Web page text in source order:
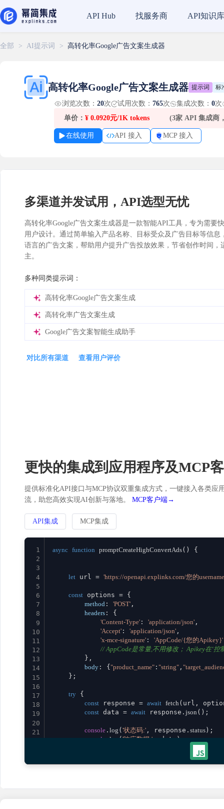
全部 > AI提示词 > 高转化率Google广告文案生成器
高转化率Google广告文案生成器 提示词 标
浏览次数： 20次 试用次数： 765次 集成次数： 0次
单价： ¥ 0.0920元/1K tokens (3家 API 集成商
在线使用 API 接入 MCP 接入
多渠道并发试用，API选型无忧
高转化率Google广告文案生成器是一款智能API工具，专为需要
用户设计。通过简单输入产品名称、目标受众及广告目标等信
语言的广告文案，帮助用户提升广告投放效果，节省创作时间，
主。
多种同类提示词：
高转化率Google广告文案生成
高转化率广告文案生成
Google广告文案智能生成助手
对比所有渠道 查看用户评价
更快的集成到应用程序及MCP
提供标准化API接口与MCP协议双重集成方式，一键接入各类
流，助您高效实现AI创新与落地。 MCP客户端→
API集成 MCP集成
1
2
3
4
5
6
7
8
9
10
11
12
13
14
15
16
17
18
19
20
21
async function promptCreateHighConvertAds( ) {
let url = 'https://openapi.explinks.com/您的
const options = {
method : 'POST' ,
headers : {
'Content-Type' : 'application/json' ,
'Accept' : 'application/json' ,
'x-mce-signature' : 'AppCode/{您的Apikey}'
// AppCode是常量,不用修改； Apikey在‘控
        },
body : { "product_name" : "string" ,
    };
try {
const response = await fetch (url,
const data = await response. json ();
console . log ( '状态码:' , response. status );
console
log ( '响应数据:' , data);
    }
catch (error) {
API Hub 找服务商 API知识库